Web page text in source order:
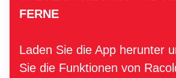
FERNE
Laden Sie die App herunter
Sie die Funktionen von